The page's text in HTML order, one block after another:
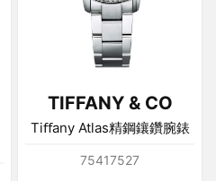
TIFFANY & CO
Tiﬀany Atlas精鋼鑲鑽腕錶
75417527